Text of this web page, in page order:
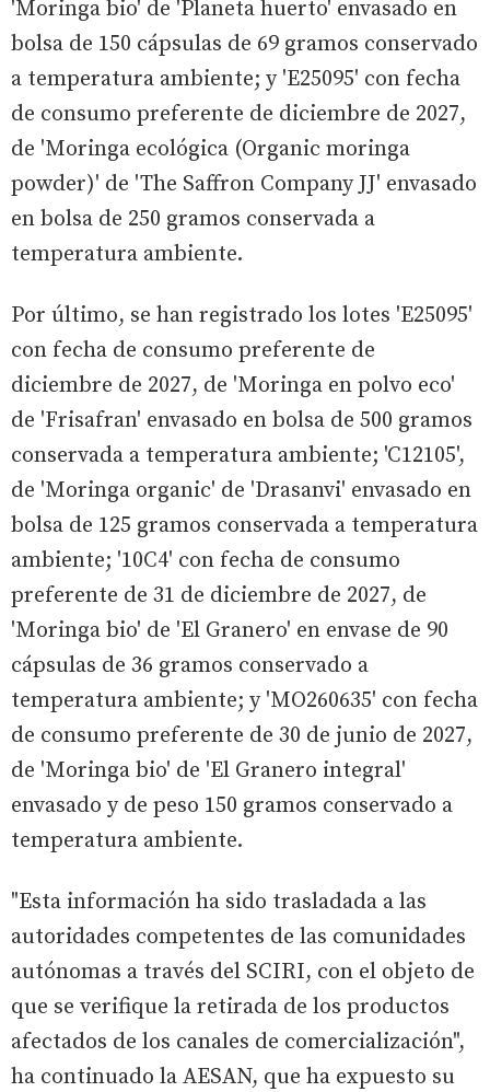
'Moringa bio' de 'Planeta huerto' envasado en
bolsa de 150 cápsulas de 69 gramos conservado
a temperatura ambiente; y 'E25095' con fecha
de consumo preferente de diciembre de 2027,
de 'Moringa ecológica (Organic moringa
powder)' de 'The Saffron Company JJ' envasado
en bolsa de 250 gramos conservada a
temperatura ambiente.
Por último, se han registrado los lotes 'E25095'
con fecha de consumo preferente de
diciembre de 2027, de 'Moringa en polvo eco'
de 'Frisafran' envasado en bolsa de 500 gramos
conservada a temperatura ambiente; 'C12105',
de 'Moringa organic' de 'Drasanvi' envasado en
bolsa de 125 gramos conservada a temperatura
ambiente; '10C4' con fecha de consumo
preferente de 31 de diciembre de 2027, de
'Moringa bio' de 'El Granero' en envase de 90
cápsulas de 36 gramos conservado a
temperatura ambiente; y 'MO260635' con fecha
de consumo preferente de 30 de junio de 2027,
de 'Moringa bio' de 'El Granero integral'
envasado y de peso 150 gramos conservado a
temperatura ambiente.
"Esta información ha sido trasladada a las
autoridades competentes de las comunidades
autónomas a través del SCIRI, con el objeto de
que se verifique la retirada de los productos
afectados de los canales de comercialización",
ha continuado la AESAN, que ha expuesto su